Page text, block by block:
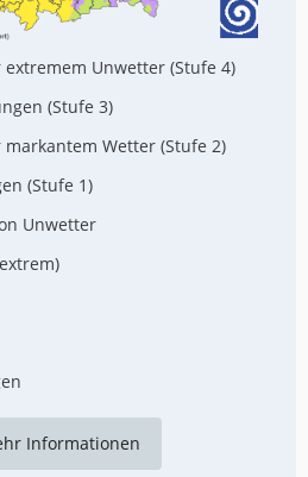
Unwetter (Stufe 4)
(Stufe 3)
Wetter (Stufe 2)
(Stufe 1)
Unwetter
Informationen